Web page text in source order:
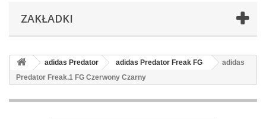
ZAKŁADKI
adidas Predator adidas Predator Freak FG
adidas
Predator Freak.1 FG Czerwony Czarny